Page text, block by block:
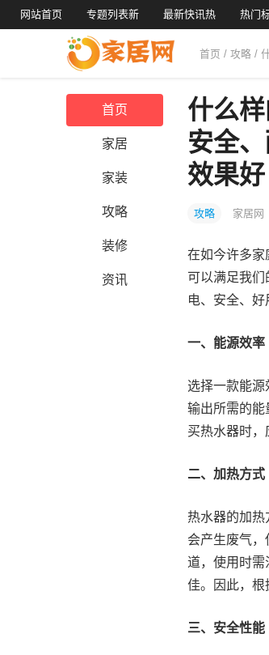
网站首页 专题列表新 最新快讯热 热门
首页 / 攻略 /
首页
家居
家装
攻略
装修
资讯
什么
安全
效果好
攻略 家居网
在如今许多家
可以满足我
电、安全、好
一、能源效率
选择一款能
输出所需的能
买热水器时，
二、加热方式
热水器的加热
会产生废气
道，使用时需
佳。因此，根
三、安全性能